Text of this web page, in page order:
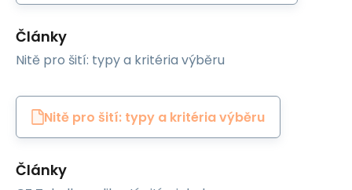
Články
Nitě pro šití: typy a kritéria výběru
Nitě pro šití: typy a kritéria výběru
Články